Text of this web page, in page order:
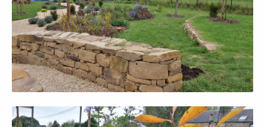
Afficher en grand